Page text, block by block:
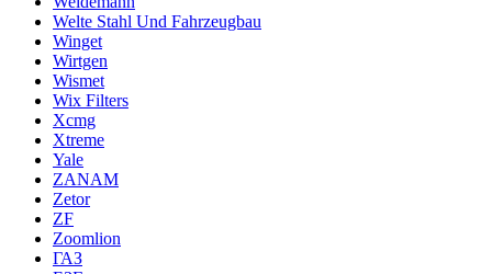
Welte Stahl Und Fahrzeugbau
Winget
Wirtgen
Wismet
Wix Filters
Xcmg
Xtreme
Yale
ZANAM
Zetor
ZF
Zoomlion
ГАЗ